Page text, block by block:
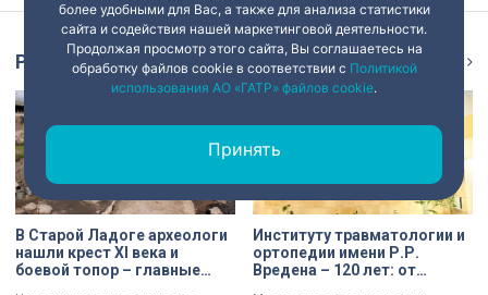
Репортаж
В Старой Ладоге археологи
нашли крест XI века и
боевой топор – главные
Институту травматологии и
ортопедии имени Р.Р.
Вредена – 120 лет: от
более удобными для Вас, а также для анализа статистики
сайта и содействия нашей маркетинговой деятельности.
Продолжая просмотр этого сайта, Вы соглашаетесь на
обработку файлов cookie в соответствии с Политикой
использования АО «ГАТР» файлов cookie.
Принять